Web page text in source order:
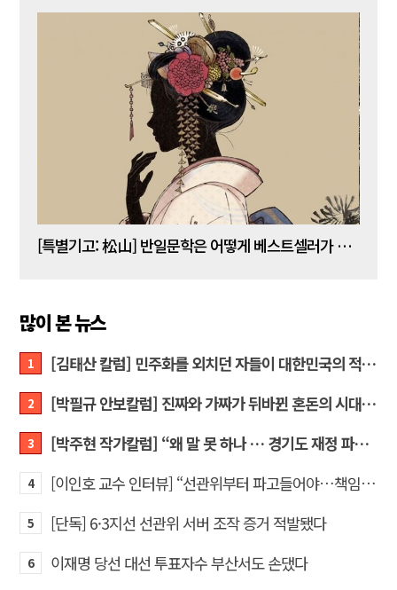
[특별기고: 松山] 반일문학은 어떻게 베스트셀러가 되는가?
많이 본 뉴스
1 [김태산 칼럼] 민주화를 외치던 자들이 대한민국의 적이고 간첩이었다
2 [박필규 안보칼럼] 진짜와 가짜가 뒤바뀐 혼돈의 시대, 안보 파탄은 막아야
3 [박주현 작가칼럼] “왜 말 못 하나 … 경기도 재정 파탄의 진짜 원인을”
4 [이인호 교수 인터뷰] “선관위부터 파고들어야…책임자 직접 고발하라”
5 [단독] 6·3지선 선관위 서버 조작 증거 적발됐다
6 이재명 당선 대선 투표자수 부산서도 손댔다